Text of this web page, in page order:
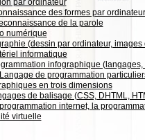
par ordinateur
des formes par ordinateur
de la parole
numérique
(dessin par ordinateur,
informatique
infographique
de programmation
en trois dimensions
de balisage (CSS, DHTML,
internet, la
virtuelle